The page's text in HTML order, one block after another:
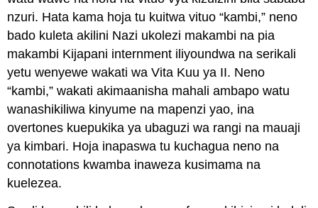
nzuri. Hata kama hoja tu kuitwa vituo “kambi,” neno
bado kuleta akilini Nazi ukolezi makambi na pia
makambi Kijapani internment iliyoundwa na serikali
yetu wenyewe wakati wa Vita Kuu ya II. Neno
“kambi,” wakati akimaanisha mahali ambapo watu
wanashikiliwa kinyume na mapenzi yao, ina
overtones kuepukika ya ubaguzi wa rangi na mauaji
ya kimbari. Hoja inapaswa tu kuchagua neno na
connotations kwamba inaweza kusimama na
kuelezea.